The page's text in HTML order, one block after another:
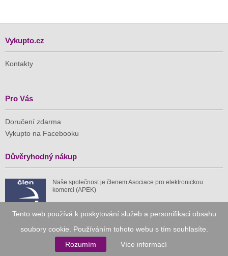
Tento web používá k poskytování služeb a personifikaci obsahu
soubory cookie. Používáním tohoto webu s tím souhlasíte.
Rozumím
Více informací
Vykupto.cz
Kontakty
Pro Vás
Doručení zdarma
Vykupto na Facebooku
Důvěryhodný nákup
Naše společnost je členem Asociace pro elektronickou
komerci (APEK)